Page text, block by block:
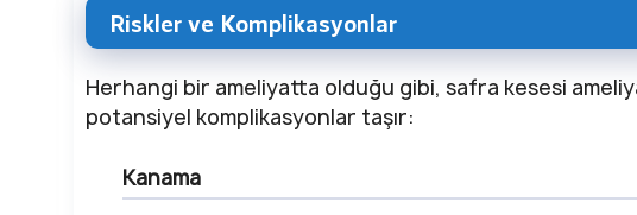
Riskler ve Komplikasyonlar
Herhangi bir ameliyatta olduğu gibi, safra kesesi
potansiyel komplikasyonlar taşır:
Kanama